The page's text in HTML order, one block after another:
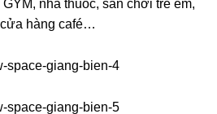
nhà thuốc, sân chơi trẻ em,
hàng café…